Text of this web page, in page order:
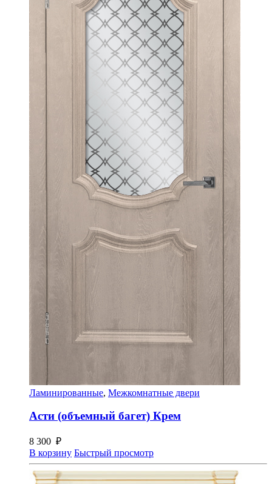
Ламинированные, Межкомнатные двери
Асти (объемный багет) Крем
8 300 ₽
В корзину Быстрый просмотр